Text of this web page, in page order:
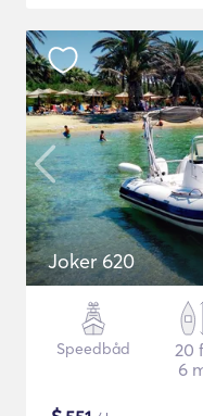
Joker 620
Speedbåd
20
6